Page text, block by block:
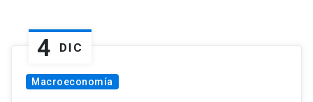
4 DIC
Macroeconomía